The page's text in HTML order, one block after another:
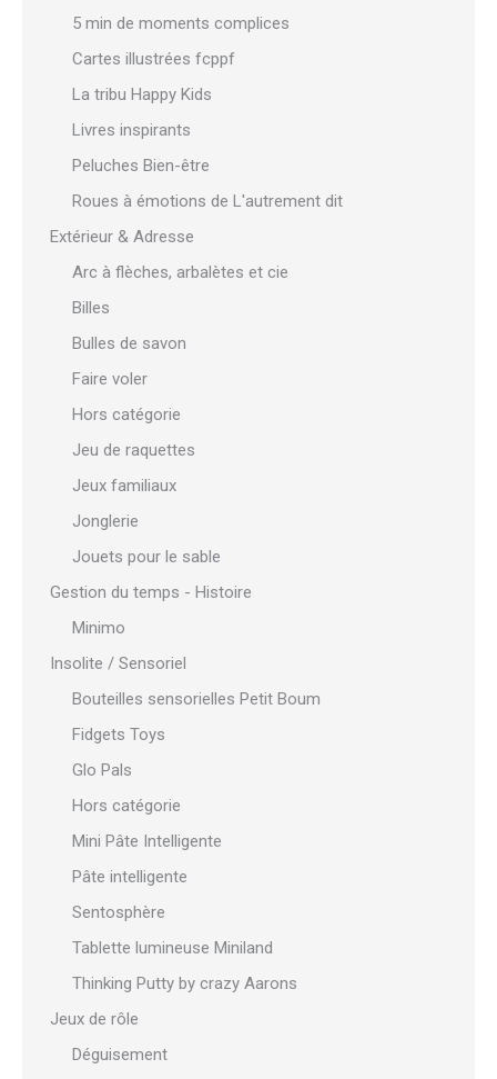
5 min de moments complices
Cartes illustrées fcppf
La tribu Happy Kids
Livres inspirants
Peluches Bien-être
Roues à émotions de L'autrement dit
Extérieur & Adresse
Arc à flèches, arbalètes et cie
Billes
Bulles de savon
Faire voler
Hors catégorie
Jeu de raquettes
Jeux familiaux
Jonglerie
Jouets pour le sable
Gestion du temps - Histoire
Minimo
Insolite / Sensoriel
Bouteilles sensorielles Petit Boum
Fidgets Toys
Glo Pals
Hors catégorie
Mini Pâte Intelligente
Pâte intelligente
Sentosphère
Tablette lumineuse Miniland
Thinking Putty by crazy Aarons
Jeux de rôle
Déguisement